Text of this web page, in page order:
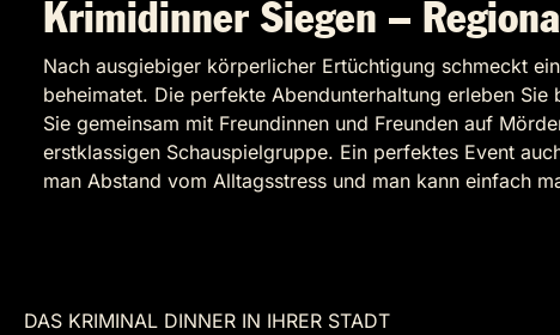
Krimidinner Siegen –
Nach ausgiebiger körperlicher Ertüchtigung schmeckt
beheimatet. Die perfekte Abendunterhaltung erleben
Sie gemeinsam mit Freundinnen und Freunden auf
erstklassigen Schauspielgruppe. Ein perfektes Event
man Abstand vom Alltagsstress und man kann einfach
DAS KRIMINAL DINNER IN IHRER STADT